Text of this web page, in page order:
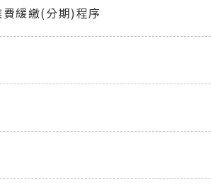
費緩繳(分期)程序